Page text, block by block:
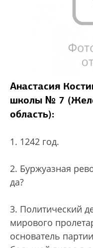
Анастасия
школы № 7
область):
1. 1242 год.
2. Буржуазная
да?
3. Политический
мирового
основатель